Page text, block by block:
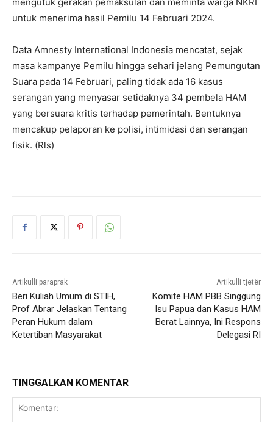
mengutuk gerakan pemaksulan dan meminta warga NKRI
untuk menerima hasil Pemilu 14 Februari 2024.
Data Amnesty International Indonesia mencatat, sejak
masa kampanye Pemilu hingga sehari jelang Pemungutan
Suara pada 14 Februari, paling tidak ada 16 kasus
serangan yang menyasar setidaknya 34 pembela HAM
yang bersuara kritis terhadap pemerintah. Bentuknya
mencakup pelaporan ke polisi, intimidasi dan serangan
fisik. (Rls)
Artikulli paraprak
Beri Kuliah Umum di STIH,
Prof Abrar Jelaskan Tentang
Peran Hukum dalam
Ketertiban Masyarakat
Artikulli tjetër
Komite HAM PBB Singgung
Isu Papua dan Kasus HAM
Berat Lainnya, Ini Respons
Delegasi RI
TINGGALKAN KOMENTAR